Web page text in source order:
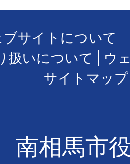
サイトについて
扱いについて
ウ
サイトマップ
南相馬市